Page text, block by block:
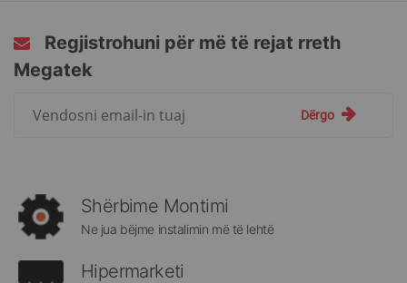
Regjistrohuni për më të rejat rreth
Megatek
rreth
Megatek:
Dërgo
Shërbime Montimi
Ne jua bëjme instalimin më të lehtë
Hipermarketi